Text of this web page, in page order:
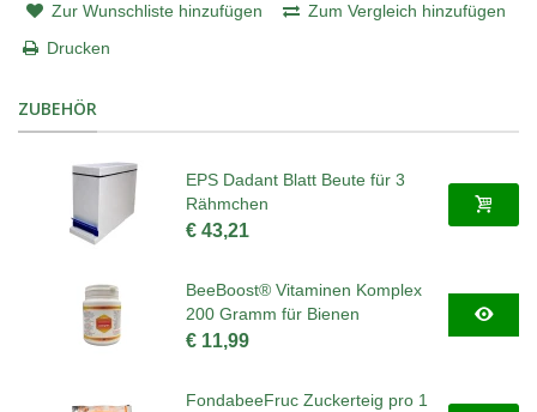
Zur Wunschliste hinzufügen
Zum Vergleich hinzufügen
Drucken
ZUBEHÖR
EPS Dadant Blatt Beute für 3
Rähmchen
€ 43,21
BeeBoost® Vitaminen Komplex
200 Gramm für Bienen
€ 11,99
FondabeeFruc Zuckerteig pro 1